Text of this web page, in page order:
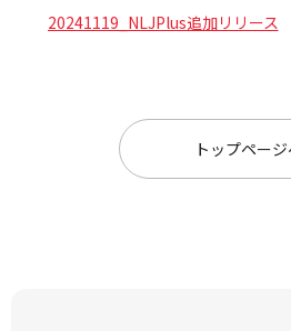
20241119_NLJPlus追加リリース
トップペー